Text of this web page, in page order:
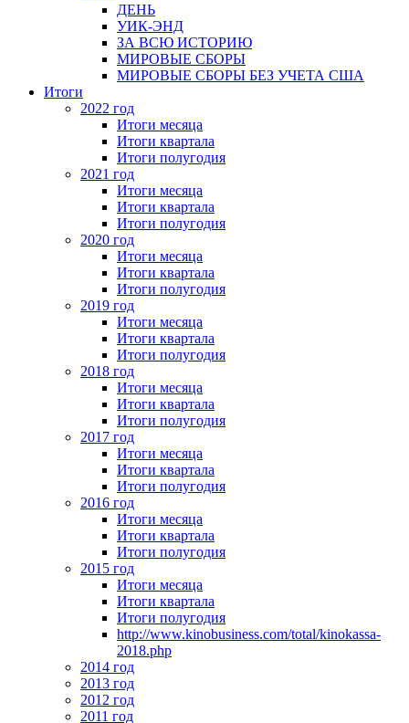
ДЕНЬ
УИК-ЭНД
ЗА ВСЮ ИСТОРИЮ
МИРОВЫЕ СБОРЫ
МИРОВЫЕ СБОРЫ БЕЗ УЧЕТА США
Итоги
2022 год
Итоги месяца
Итоги квартала
Итоги полугодия
2021 год
Итоги месяца
Итоги квартала
Итоги полугодия
2020 год
Итоги месяца
Итоги квартала
Итоги полугодия
2019 год
Итоги месяца
Итоги квартала
Итоги полугодия
2018 год
Итоги месяца
Итоги квартала
Итоги полугодия
2017 год
Итоги месяца
Итоги квартала
Итоги полугодия
2016 год
Итоги месяца
Итоги квартала
Итоги полугодия
2015 год
Итоги месяца
Итоги квартала
Итоги полугодия
http://www.kinobusiness.com/total/kinokassa-
2018.php
2014 год
2013 год
2012 год
2011 год